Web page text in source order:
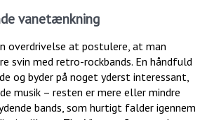
vanetænkning
overdrivelse at postulere, at man
svin med retro-rockbands. En håndfuld
og byder på noget yderst interessant,
musik – resten er mere eller mindre
bands, som hurtigt falder igennem